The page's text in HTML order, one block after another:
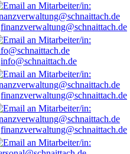
finanzverwaltung@schnaittach.de
info@schnaittach.de
finanzverwaltung@schnaittach.de
finanzverwaltung@schnaittach.de